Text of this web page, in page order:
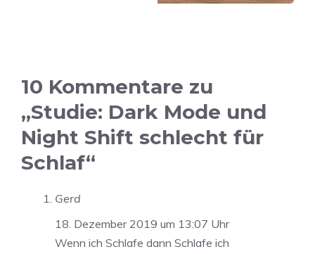
10 Kommentare zu
„Studie: Dark Mode und
Night Shift schlecht für
Schlaf“
Gerd
18. Dezember 2019 um 13:07 Uhr
Wenn ich Schlafe dann Schlafe ich